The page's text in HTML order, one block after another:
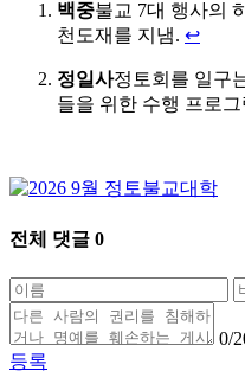
백중불교 7대 행사의
천도재를 지냄. ↩
정일사정토회를 일구
들을 위한 수행 프로그
전체 댓글 0
0/
등록